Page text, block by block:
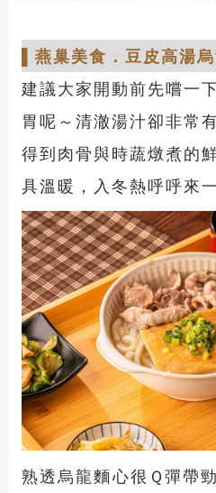
燕巢美食 ． 豆皮高湯
建議大家開動前先嚐一
胃呢～清澈湯汁卻非常
得到肉骨與時蔬燉煮的
具溫暖，入冬熱呼呼來
熟透烏龍麵心很Ｑ彈帶